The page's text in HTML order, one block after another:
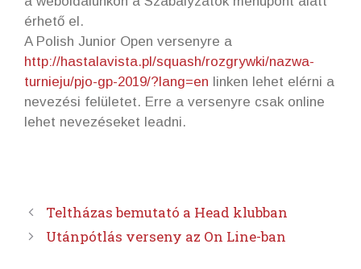
érhető el.
A Polish Junior Open versenyre a
http://hastalavista.pl/squash/rozgrywki/nazwa-
turnieju/pjo-gp-2019/?lang=en linken lehet elérni a
nevezési felületet. Erre a versenyre csak online
lehet nevezéseket leadni.
Teltházas bemutató a Head klubban
Utánpótlás verseny az On Line-ban